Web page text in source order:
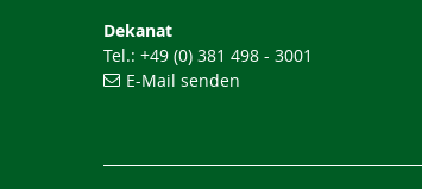
Dekanat
Tel.: +49 (0) 381 498 - 3001
E-Mail senden